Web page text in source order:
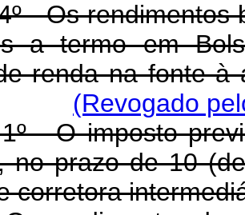
- Os rendimentos
a termo em
renda na fonte à
(Revogado
- O imposto
no prazo de 10
corretora